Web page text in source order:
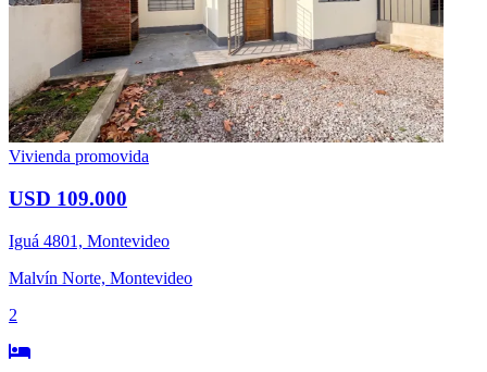
Vivienda promovida
USD 109.000
Iguá 4801, Montevideo
Malvín Norte, Montevideo
2